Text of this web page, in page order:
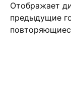
Отображает
предыдущие